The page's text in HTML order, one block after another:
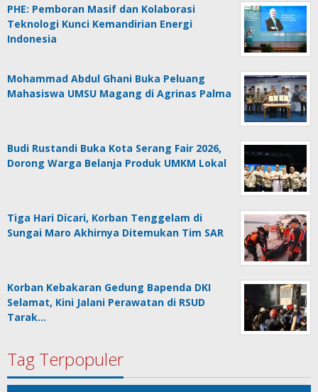
PHE: Pemboran Masif dan Kolaborasi
Teknologi Kunci Kemandirian Energi
Indonesia
Mohammad Abdul Ghani Buka Peluang
Mahasiswa UMSU Magang di Agrinas Palma
Budi Rustandi Buka Kota Serang Fair 2026,
Dorong Warga Belanja Produk UMKM Lokal
Tiga Hari Dicari, Korban Tenggelam di
Sungai Maro Akhirnya Ditemukan Tim SAR
Korban Kebakaran Gedung Bapenda DKI
Selamat, Kini Jalani Perawatan di RSUD
Tarak…
Tag Terpopuler